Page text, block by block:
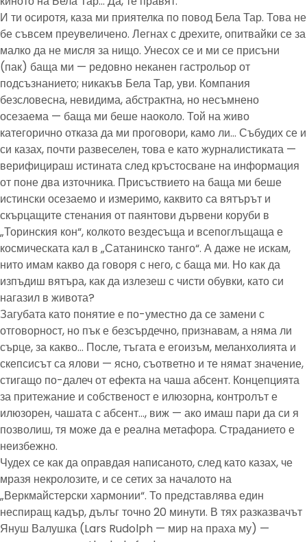
И ти осиротя, каза ми приятелка по повод Бела Тар. Това не
бе съвсем преувеличено. Легнах с дрехите, опитвайки се за
малко да не мисля за нищо. Унесох се и ми се присъни
(пак) баща ми — редовно неканен гастрольор от
подсъзнанието; никакъв Бела Тар, уви. Компания
безсловесна, невидима, абстрактна, но несъмнено
осезаема — баща ми беше наоколо. Той на живо
категорично отказа да ми проговори, камо ли… Събудих се и
си казах, почти развеселен, това е като журналистиката —
верифицираш истината след кръстосване на информация
от поне два източника. Присъствието на баща ми беше
истински осезаемо и измеримо, каквито са вятърът и
скърцащите стенания от паянтови дървени коруби в
„Торинския кон“, колкото вездесъща и всепоглъщаща е
космическата кал в „Сатанинско танго“. А даже не искам,
нито имам какво да говоря с него, с баща ми. Но как да
изпъдиш вятъра, как да излезеш с чисти обувки, като си
нагазил в живота?
Загубата като понятие е по-уместно да се замени с
отговорност, но пък е безсърдечно, признавам, а няма ли
сърце, за какво… После, тъгата е егоизъм, меланхолията и
скепсисът са ялови — ясно, съответно и те нямат значение,
стигащо по-далеч от ефекта на чаша абсент. Концепцията
за притежание и собственост е илюзорна, контролът е
илюзорен, чашата с абсент…, виж — ако имаш пари да си я
позволиш, тя може да е реална метафора. Страданието е
неизбежно.
Чудех се как да оправдая написаното, след като казах, че
мразя некролозите, и се сетих за началото на
„Веркмайстерски хармонии“. То представлява един
неспиращ кадър, дълъг точно 20 минути. В тях разказвачът
Януш Валушка (Lars Rudolph — мир на праха му) —